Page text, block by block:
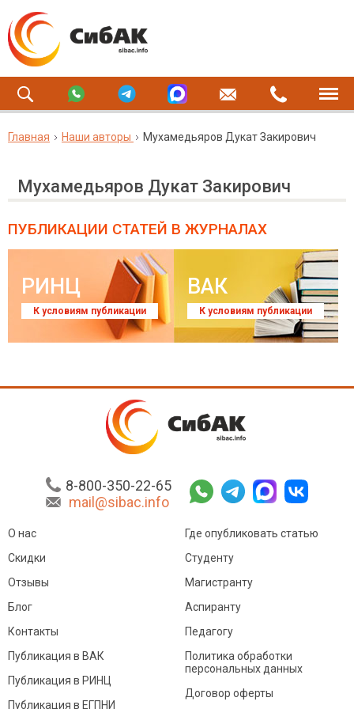
Главная Наши авторы Мухамедьяров Дукат Закирович
Мухамедьяров Дукат Закирович
ПУБЛИКАЦИИ СТАТЕЙ В ЖУРНАЛАХ
РИНЦ
К условиям публикации
ВАК
К условиям публикации
8-800-350-22-65
mail@sibac.info
О нас
Скидки
Отзывы
Блог
Контакты
Где опубликовать статью
Студенту
Магистранту
Аспиранту
Педагогу
Публикация в ВАК
Публикация в РИНЦ
Публикация в ЕГПНИ
Политика обработки
персональных данных
Договор оферты